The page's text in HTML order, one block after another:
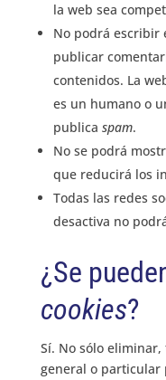
la web sea
No podrá escribir
publicar
contenidos. La
es un humano o
publica spam.
No se podrá
que reducirá los
Todas las redes
desactiva no
¿Se
cookies?
Sí. No sólo
general o particular